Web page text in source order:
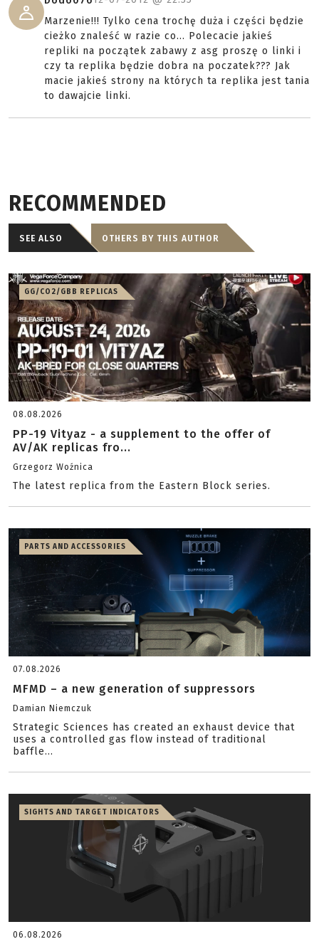
Marzenie!!! Tylko cena trochę duża i części będzie
cieżko znaleść w razie co... Polecacie jakieś
repliki na początek zabawy z asg proszę o linki i
czy ta replika będzie dobra na poczatek??? Jak
macie jakieś strony na których ta replika jest tania
to dawajcie linki.
RECOMMENDED
SEE ALSO OTHERS BY THIS AUTHOR
GG/CO2/GBB REPLICAS
08.08.2026
PP-19 Vityaz - a supplement to the offer of
AV/AK replicas fro...
Grzegorz Woźnica
The latest replica from the Eastern Block series.
PARTS AND ACCESSORIES
07.08.2026
MFMD – a new generation of suppressors
Damian Niemczuk
Strategic Sciences has created an exhaust device that
uses a controlled gas flow instead of traditional
baffle...
SIGHTS AND TARGET INDICATORS
06.08.2026